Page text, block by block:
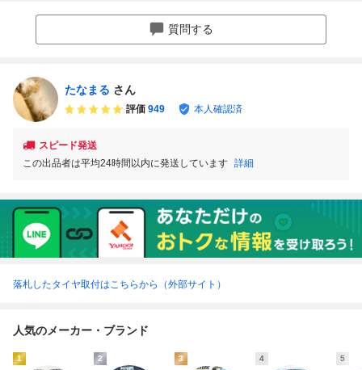
AN01 4本/中古オ
ンロードタイヤ
質問する
たなまる さん
評価 949 本人確認済
スピード発送
この出品者は平均24時間以内に発送しています 詳細
落札したタイヤ取付はこちらから（外部サイト）
人気のメーカー・ブランド
1 2 3 4 5